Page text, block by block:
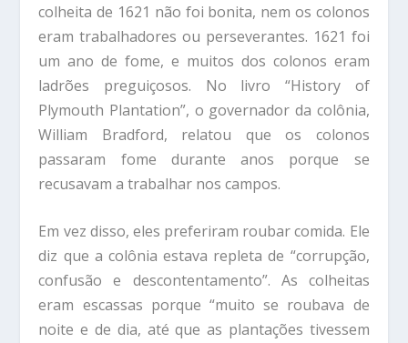
colheita de 1621 não foi bonita, nem os colonos
eram trabalhadores ou perseverantes. 1621 foi
um ano de fome, e muitos dos colonos eram
ladrões preguiçosos. No livro “History of
Plymouth Plantation”, o governador da colônia,
William Bradford, relatou que os colonos
passaram fome durante anos porque se
recusavam a trabalhar nos campos.
Em vez disso, eles preferiram roubar comida. Ele
diz que a colônia estava repleta de “corrupção,
confusão e descontentamento”. As colheitas
eram escassas porque “muito se roubava de
noite e de dia, até que as plantações tivessem